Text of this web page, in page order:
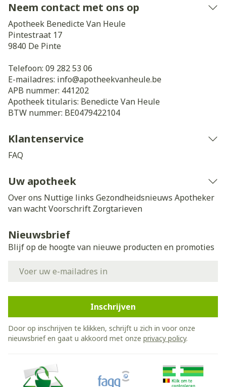
Neem contact met ons op
Apotheek Benedicte Van Heule
Pintestraat 17
9840 De Pinte
Telefoon: 09 282 53 06
E-mailadres: info@apotheekvanheule.be
APB nummer: 441202
Apotheek titularis: Benedicte Van Heule
BTW nummer: BE0479422104
Klantenservice
FAQ
Uw apotheek
Over ons Nuttige links Gezondheidsnieuws Apotheker
van wachtVoorschrift Zorgtarieven
Nieuwsbrief
Blijf op de hoogte van nieuwe producten en promoties
Inschrijven
Door op inschrijven te klikken, schrijft u zich in voor onze
nieuwsbrief en gaat u akkoord met onze privacy policy.